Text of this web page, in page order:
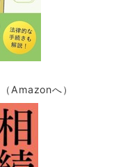
（Amazonへ）